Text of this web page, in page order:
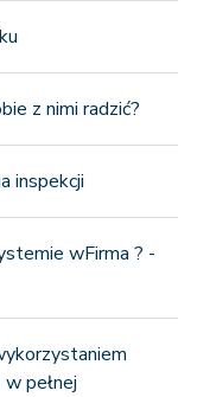
z nimi radzić?
inspekcji
wFirma ? -
pełnej